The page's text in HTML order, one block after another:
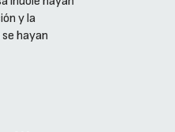
y la
hayan